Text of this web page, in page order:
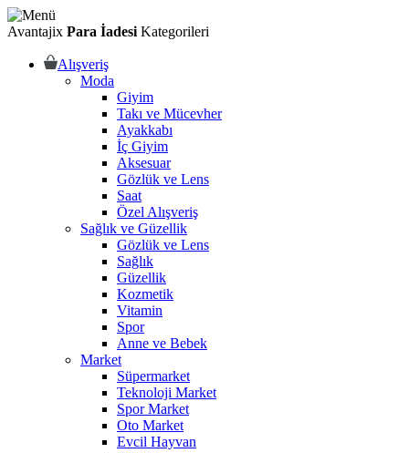
Avantajix Para İadesi Kategorileri
Alışveriş
Moda
Giyim
Takı ve Mücevher
Ayakkabı
İç Giyim
Aksesuar
Gözlük ve Lens
Saat
Özel Alışveriş
Sağlık ve Güzellik
Gözlük ve Lens
Sağlık
Güzellik
Kozmetik
Vitamin
Spor
Anne ve Bebek
Market
Süpermarket
Teknoloji Market
Spor Market
Oto Market
Evcil Hayvan